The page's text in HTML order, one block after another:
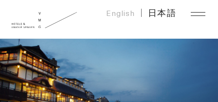
English 日本語